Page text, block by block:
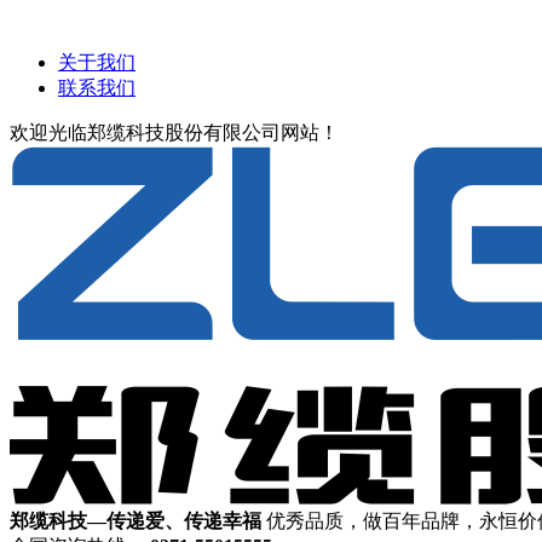
关于我们
联系我们
欢迎光临郑缆科技股份有限公司网站！
郑缆科技—传递爱、传递幸福 优秀品质，做百年品牌，永恒价